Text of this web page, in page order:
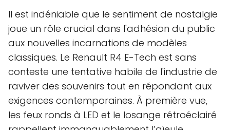
Il est indéniable que le sentiment de nostalgie
joue un rôle crucial dans l'adhésion du public
aux nouvelles incarnations de modèles
classiques. Le Renault R4 E-Tech est sans
conteste une tentative habile de l'industrie de
raviver des souvenirs tout en répondant aux
exigences contemporaines. À première vue,
les feux ronds à LED et le losange rétroéclairé